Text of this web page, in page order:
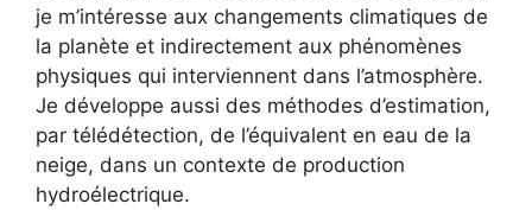
je m’intéresse aux changements climatiques de
la planète et indirectement aux phénomènes
physiques qui interviennent dans l’atmosphère.
Je développe aussi des méthodes d’estimation,
par télédétection, de l’équivalent en eau de la
neige, dans un contexte de production
hydroélectrique.